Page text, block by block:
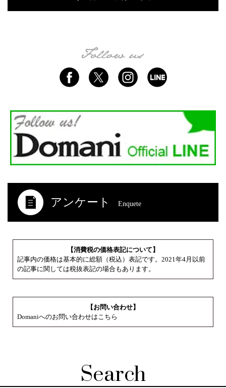
アンケート Enquete
【消費税の価格表記について】
記事内の価格は基本的に総額（税込）表記です。2021年4月以前
の記事に関しては税抜表記の場合もあります。
【お問い合わせ】
Domaniへのお問い合わせはこちら
Search